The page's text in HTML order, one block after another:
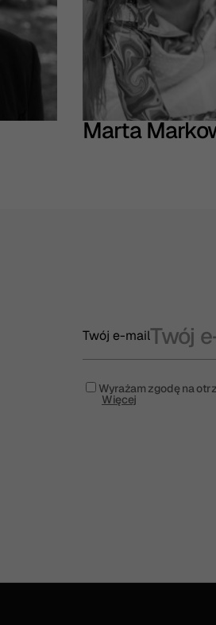
Marta
Twój e-mail
Wyrażam zgodę na
Więcej